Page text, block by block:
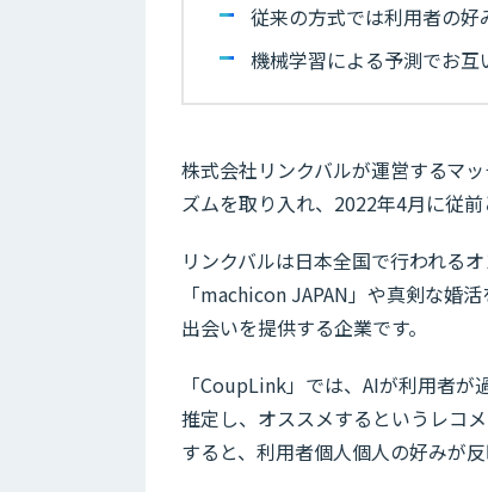
従来の方式では利用者の
機械学習による予測でお
株式会社リンクバルが運営するマ
ズムを取り入れ、2022年4月に従
リンクバルは日本全国で行われる
「machicon JAPAN」や真剣な婚
出会いを提供する企業です。
「CoupLink」では、AIが利用者が
推定し、オススメするというレコ
すると、利用者個人個人の好みが